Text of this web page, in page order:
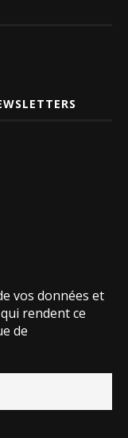
vos données et
rendent ce
de